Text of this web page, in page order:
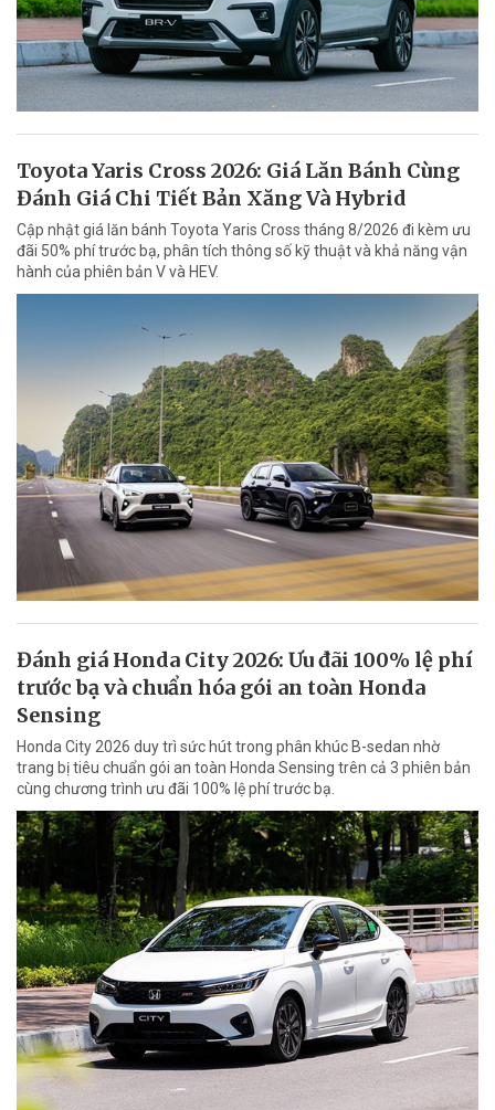
Toyota Yaris Cross 2026: Giá Lăn Bánh Cùng
Đánh Giá Chi Tiết Bản Xăng Và Hybrid
Cập nhật giá lăn bánh Toyota Yaris Cross tháng 8/2026 đi kèm ưu
đãi 50% phí trước bạ, phân tích thông số kỹ thuật và khả năng vận
hành của phiên bản V và HEV.
Đánh giá Honda City 2026: Ưu đãi 100% lệ phí
trước bạ và chuẩn hóa gói an toàn Honda
Sensing
Honda City 2026 duy trì sức hút trong phân khúc B-sedan nhờ
trang bị tiêu chuẩn gói an toàn Honda Sensing trên cả 3 phiên bản
cùng chương trình ưu đãi 100% lệ phí trước bạ.